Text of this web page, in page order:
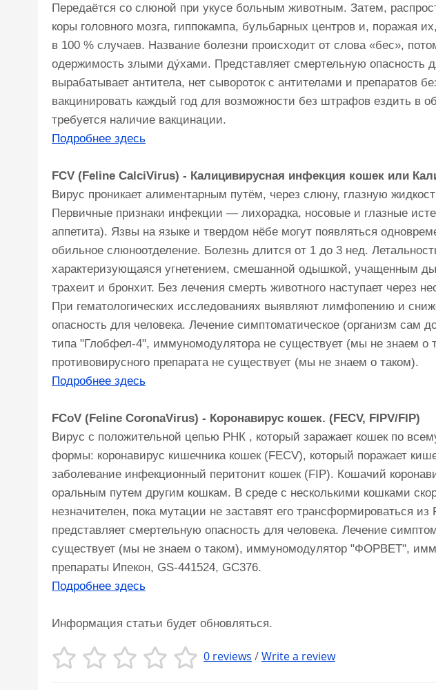
Передаётся со слюной при укусе больным животным. Затем,
коры головного мозга, гиппокампа, бульбарных центров и, поражая
в 100 % случаев. Название болезни происходит от слова «бес»,
одержимость злыми ду́хами. Представляет смертельную опасность
вырабатывает антитела, нет сывороток с антителами и препаратов
вакцинировать каждый год для возможности без штрафов ездить в
требуется наличие вакцинации.
Подробнее здесь
FCV (Feline CalciVirus) - Калицивирусная инфекция кошек или
Вирус проникает алиментарным путём, через слюну, глазную
Первичные признаки инфекции — лихорадка, носовые и глазные
аппетита). Язвы на языке и твердом нёбе могут появляться
обильное слюноотделение. Болезнь длится от 1 до 3 нед.
характеризующаяся угнетением, смешанной одышкой, учащенным
трахеит и бронхит. Без лечения смерть животного наступает через
При гематологических исследованиях выявляют лимфопению и
опасность для человека. Лечение симптоматическое (организм сам
типа "Глобфел-4", иммуномодулятора не существует (мы не знаем
противовирусного препарата не существует (мы не знаем о таком).
Подробнее здесь
FCoV (Feline СoronaVirus) - Коронавирус кошек. (FECV, FIPV/FIP)
Вирус с положительной цепью РНК , который заражает кошек по
формы: коронавирус кишечника кошек (FECV), который поражает
заболевание инфекционный перитонит кошек (FIP). Кошачий
оральным путем другим кошкам. В среде с несколькими кошками
незначителен, пока мутации не заставят его трансформироваться
представляет смертельную опасность для человека. Лечение
существует (мы не знаем о таком), иммуномодулятор "ФОРВЕТ",
препараты Ипекон, GS-441524, GC376.
Подробнее здесь
Информация статьи будет обновляться.
0 reviews /Write a review